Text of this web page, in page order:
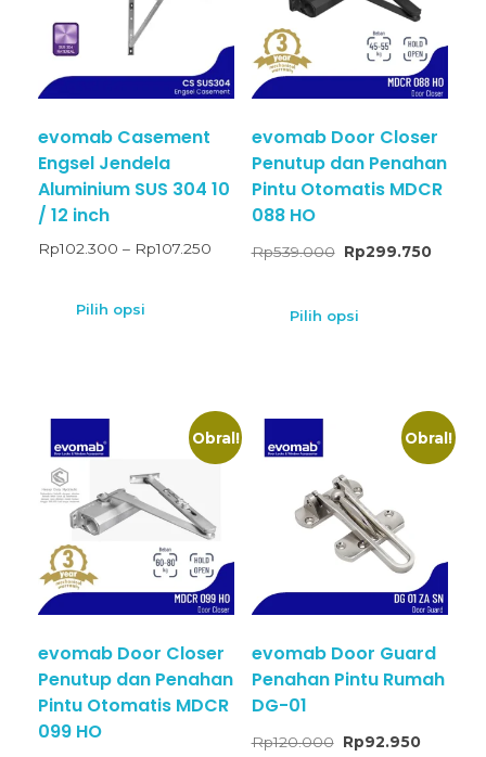
evomab Casement
Engsel Jendela
Aluminium SUS 304 10
/ 12 inch
Rp102.300 – Rp107.250
Pilih opsi
evomab Door Closer
Penutup dan Penahan
Pintu Otomatis MDCR
088 HO
Rp539.000 Rp299.750
Pilih opsi
Obral!
evomab Door Closer
Penutup dan Penahan
Pintu Otomatis MDCR
099 HO
Obral!
evomab Door Guard
Penahan Pintu Rumah
DG-01
Rp120.000 Rp92.950